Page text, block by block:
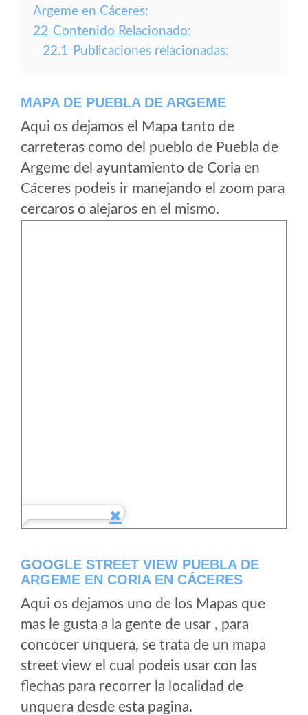
Argeme en Cáceres:
22 Contenido Relacionado:
22.1 Publicaciones relacionadas:
MAPA DE PUEBLA DE ARGEME
Aqui os dejamos el Mapa tanto de
carreteras como del pueblo de Puebla de
Argeme del ayuntamiento de Coria en
Cáceres podeis ir manejando el zoom para
cercaros o alejaros en el mismo.
GOOGLE STREET VIEW PUEBLA DE
ARGEME EN CORIA EN CÁCERES
Aqui os dejamos uno de los Mapas que
mas le gusta a la gente de usar , para
concocer unquera, se trata de un mapa
street view el cual podeis usar con las
flechas para recorrer la localidad de
unquera desde esta pagina.